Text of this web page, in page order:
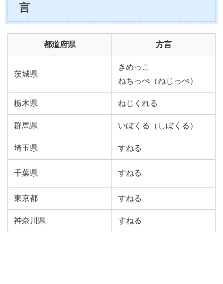
言
都道府県 方言
茨城県
きめっこ
ねちっぺ（ねじっぺ）
栃木県 ねじくれる
群馬県 いぼくる（しぼくる）
埼玉県 すねる
千葉県 すねる
東京都 すねる
神奈川県 すねる